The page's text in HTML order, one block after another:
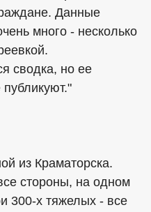
Данные
много - несколько
сводка, но ее
из Краматорска.
стороны, на одном
300-х тяжелых - все